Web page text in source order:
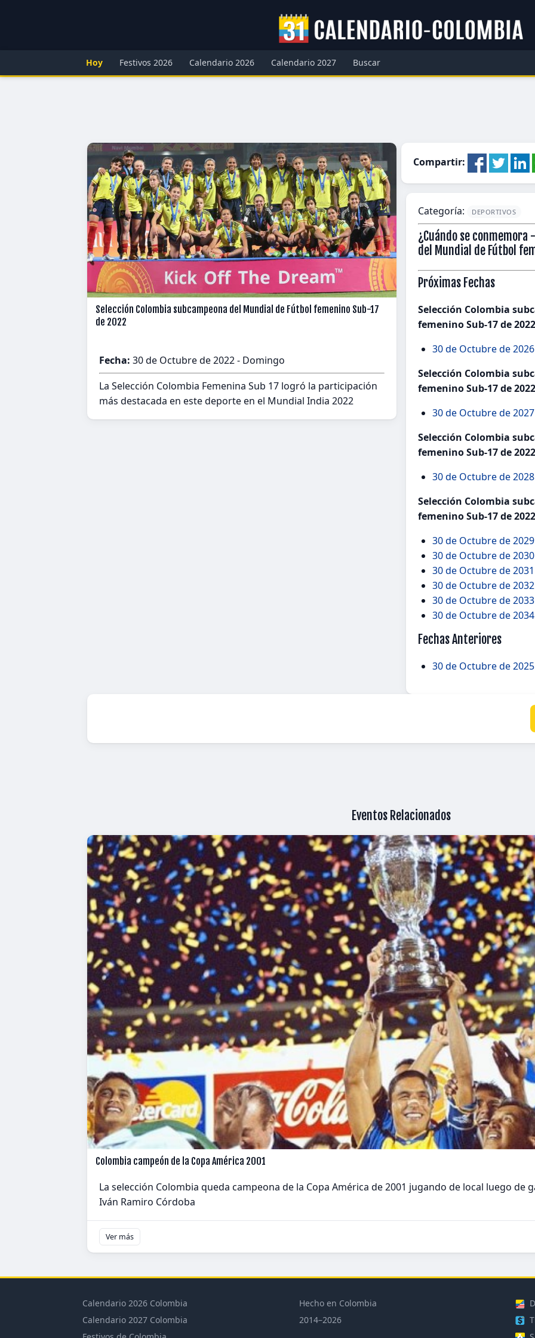
Hoy Festivos 2026 Calendario 2026 Calendario 2027 Buscar
Selección Colombia subcampeona del Mundial de Fútbol femenino Sub-17
de 2022
Fecha: 30 de Octubre de 2022 - Domingo
La Selección Colombia Femenina Sub 17 logró la participación
más destacada en este deporte en el Mundial India 2022
Compartir:
Categoría: DEPORTIVOS
¿Cuándo se conmemora
del Mundial de Fútbol
Próximas Fechas
Selección Colombia
femenino Sub-17 de
30 de Octubre de
Selección Colombia
femenino Sub-17 de
30 de Octubre de
Selección Colombia
femenino Sub-17 de
30 de Octubre de
Selección Colombia
femenino Sub-17 de
30 de Octubre de
30 de Octubre de
30 de Octubre de
30 de Octubre de
30 de Octubre de
30 de Octubre de
Fechas Anteriores
30 de Octubre de 2025
Eventos Relacionados
Colombia campeón de la Copa América 2001
La selección Colombia queda campeona de la Copa América de 2001 jugando de local luego de
Iván Ramiro Córdoba
Ver más
Calendario 2026 Colombia
Calendario 2027 Colombia
Hecho en Colombia
2014–2026